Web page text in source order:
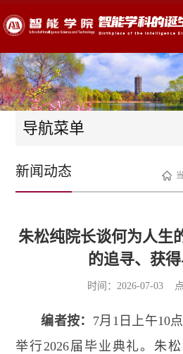
导航菜单
新闻动态
朱松纯院长谈何为人生
的追寻、获
时间：2026-07-03 点
编者按： 7月1日上午10
举行2026届毕业典礼。朱